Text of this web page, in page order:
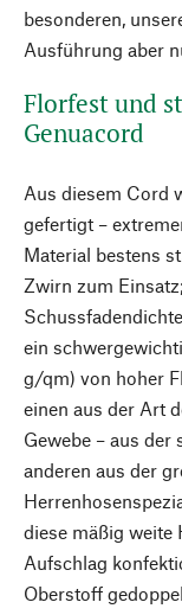
besonderen,
Ausführung aber
Florfest und
Genuacord
Aus diesem Cord
gefertigt –
Material bestens
Zwirn zum
ein
g/qm) von hoher
einen aus der Art
Gewebe – aus
anderen aus der
diese mäßig weite
Aufschlag
Oberstoff